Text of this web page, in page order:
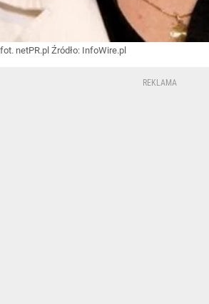
fot. netPR.pl Źródło: InfoWire.pl